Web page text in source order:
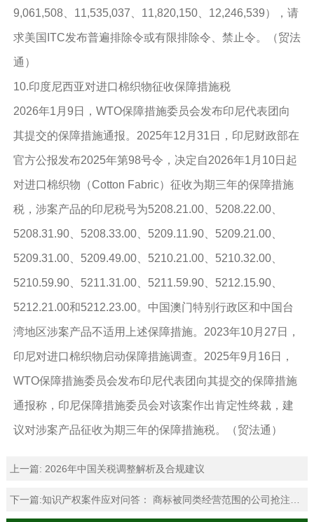
9,061,508、11,535,037、11,820,150、12,246,539），请
求美国ITC发布普遍排除令或有限排除令、禁止令。（贸法
通）
10.印度尼西亚对进口棉织物征收保障措施税
2026年1月9日，WTO保障措施委员会发布印尼代表团向
其提交的保障措施通报。2025年12月31日，印尼财政部在
官方公报发布2025年第98号令，决定自2026年1月10日起
对进口棉织物（Cotton Fabric）征收为期三年的保障措施
税，涉案产品的印尼税号为5208.21.00、5208.22.00、
5208.31.90、5208.33.00、5209.11.90、5209.21.00、
5209.31.00、5209.49.00、5210.21.00、5210.32.00、
5210.59.90、5211.31.00、5211.59.90、5212.15.90、
5212.21.00和5212.23.00。中国澳门特别行政区和中国台
湾地区涉案产品不适用上述保障措施。2023年10月27日，
印尼对进口棉织物启动保障措施调查。2025年9月16日，
WTO保障措施委员会发布印尼代表团向其提交的保障措施
通报称，印尼保障措施委员会对该案作出肯定性终裁，建
议对涉案产品征收为期三年的保障措施税。（贸法通）
上一篇: 2026年中国关税调整解析及合规建议
下一篇:知识产权案件应对问答： 商标被同类经营范围的公司抢注，请问应该如何应对?